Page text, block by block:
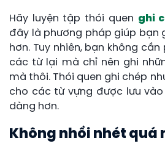
Hãy luyện tập thói quen ghi
đây là phương pháp giúp bạn
hơn. Tuy nhiên, bạn không
các từ lại mà chỉ nên ghi
mà thôi. Thói quen ghi chép
cho các từ vựng được lưu
dàng hơn.
Không nhồi nhét quá